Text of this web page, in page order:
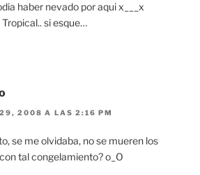
haber nevado por aqui x___x
si esque…
29, 2008 A LAS 2:16 PM
se me olvidaba, no se mueren los
tal congelamiento? o_O